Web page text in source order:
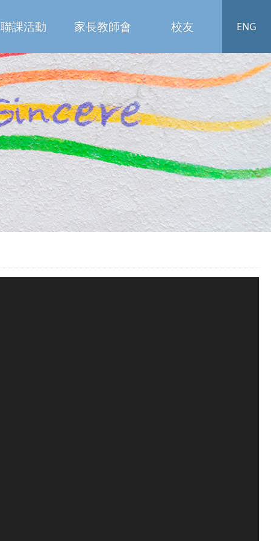
ENG
聯課活動 家長教師會 校友